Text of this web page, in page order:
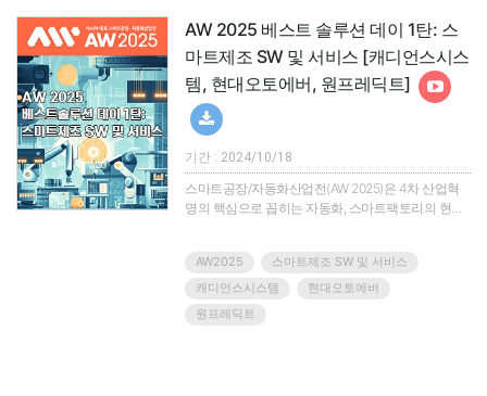
AW 2025 베스트 솔루션 데이 1탄: 스
마트제조 SW 및 서비스 [캐디언스시스
템, 현대오토에버, 원프레딕트]
기간 : 2024/10/18
스마트공장/자동화산업전(AW 2025)은 4차 산업혁
명의 핵심으로 꼽히는 자동화, 스마트팩토리의 현재
니다.지금까지 전시회를 통해 소개되는 제품과 솔루
션, 기술은 우리 기업을 탄탄하게 하고 글로벌 시장의
차별화된 경쟁력을 갖게 했으며, 궁극적으로 우리 산
업을 한단계 도약시키는 밑거름이 되었습니다.AW사
AW2025
스마트제조 SW 및 서비스
캐디언스시스템
현대오토에버
원프레딕트